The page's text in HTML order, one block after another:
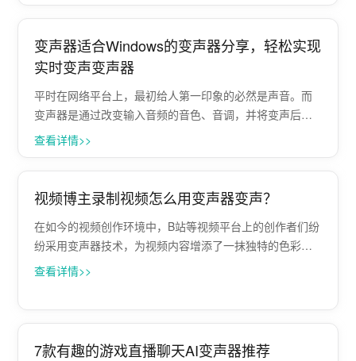
变声器适合Windows的变声器分享，轻松实现
实时变声变声器
平时在网络平台上，最初给人第一印象的必然是声音。而
变声器是通过改变输入音频的音色、音调，并将变声后的
音频输出的工具，很多直播博主会用。 如果你也喜欢在直
声器，实时变声，变声器开麦就变声。那···
查看详情>>
视频博主录制视频怎么用变声器变声？
在如今的视频创作环境中，B站等视频平台上的创作者们纷
纷采用变声器技术，为视频内容增添了一抹独特的色彩。
这一现象不仅丰富了视频的表现形式，也深刻影响了观众
查看详情>>
7款有趣的游戏直播聊天AI变声器推荐